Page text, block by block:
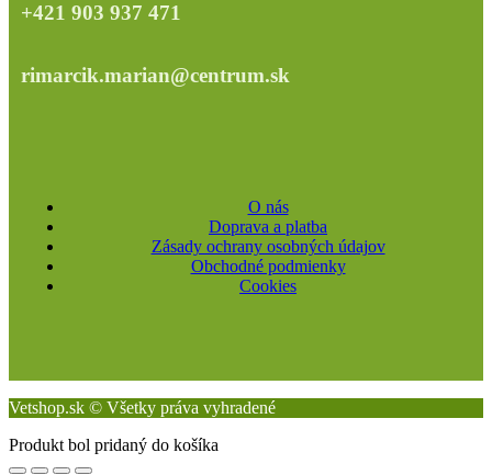
+421 903 937 471
rimarcik.marian@centrum.sk
O nás
Doprava a platba
Zásady ochrany osobných údajov
Obchodné podmienky
Cookies
Vetshop.sk © Všetky práva vyhradené
Produkt bol pridaný do košíka